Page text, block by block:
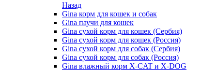
Назад
Gina корм для кошек и собак
Gina паучи для кошек
Gina сухой корм для кошек (Сербия)
Gina сухой корм для кошек (Россия)
Gina сухой корм для собак (Сербия)
Gina сухой корм для собак (Россия)
Gina влажный корм X-CAT и X-DOG